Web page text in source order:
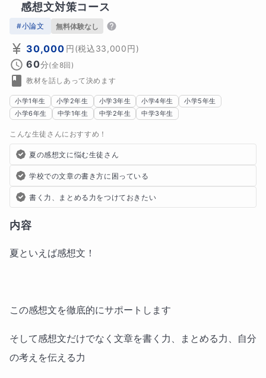
感想文対策コース
#小論文 無料体験なし
30,000 円(税込33,000円)
60分(全8回)
教材を話しあって決めます
小学1年生 小学2年生 小学3年生 小学4年生
小学5年生
小学6年生
中学1年生 中学2年生 中学3年生
こんな生徒さんにおすすめ！
夏の感想文に悩む生徒さん
学校での文章の書き方に困っている
書く力、まとめる力をつけておきたい
内容
夏といえば感想文！
この感想文を徹底的にサポートします
そして感想文だけでなく文章を書く力、まとめる力、自分
の考えを伝える力